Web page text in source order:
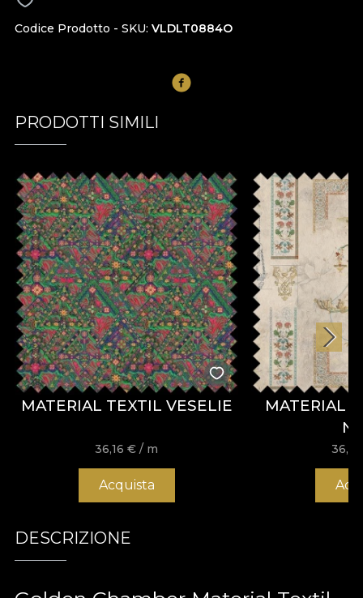
Codice Prodotto - SKU VLDLT0884O
PRODOTTI SIMILI
MATERIAL TEXTIL VESELIE
36,16€ / m
Acquista
MATERIAL
DESCRIZIONE